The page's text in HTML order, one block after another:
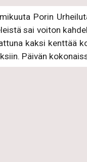
Porin
sai voiton
kaksi
Päivän